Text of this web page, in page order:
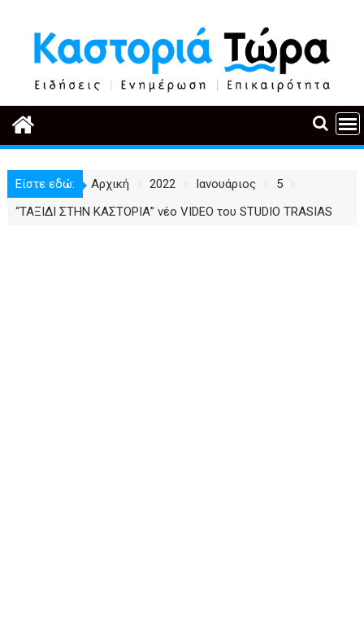
περιεχόμενο
Είστε εδώ: Αρχική 2022 Ιανουάριος
5
“ΤΑΞΙΔΙ ΣΤΗΝ ΚΑΣΤΟΡΙΑ” νέο VIDEO του STUDIO TRASIAS